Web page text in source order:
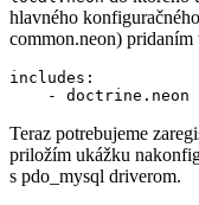
hlavného
common.neon) pridaním
includes:
Teraz potrebujeme
priložím ukážku
s pdo_mysql driverom.